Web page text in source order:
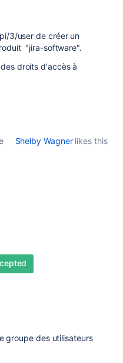
3/user de créer un
"jira-software".
droits d'accès à
Shelby Wagnerlikes this
groupe des utilisateurs